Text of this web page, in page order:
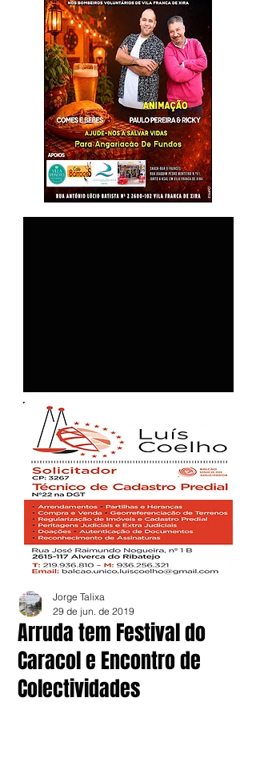
Arruda tem Festival do
Caracol e Encontro de
Colectividades
Jorge Talixa
29 de jun. de 2019